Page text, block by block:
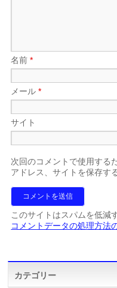
名前*
メール*
サイト
次回のコメントで使用する
アドレス、サイトを保存する
このサイトはスパムを低減
コメントデータの処理方法
カテゴリー